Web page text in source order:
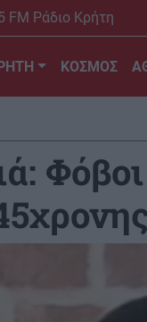
FM Ράδιο Κρήτη
ΚΟΣΜΟΣ